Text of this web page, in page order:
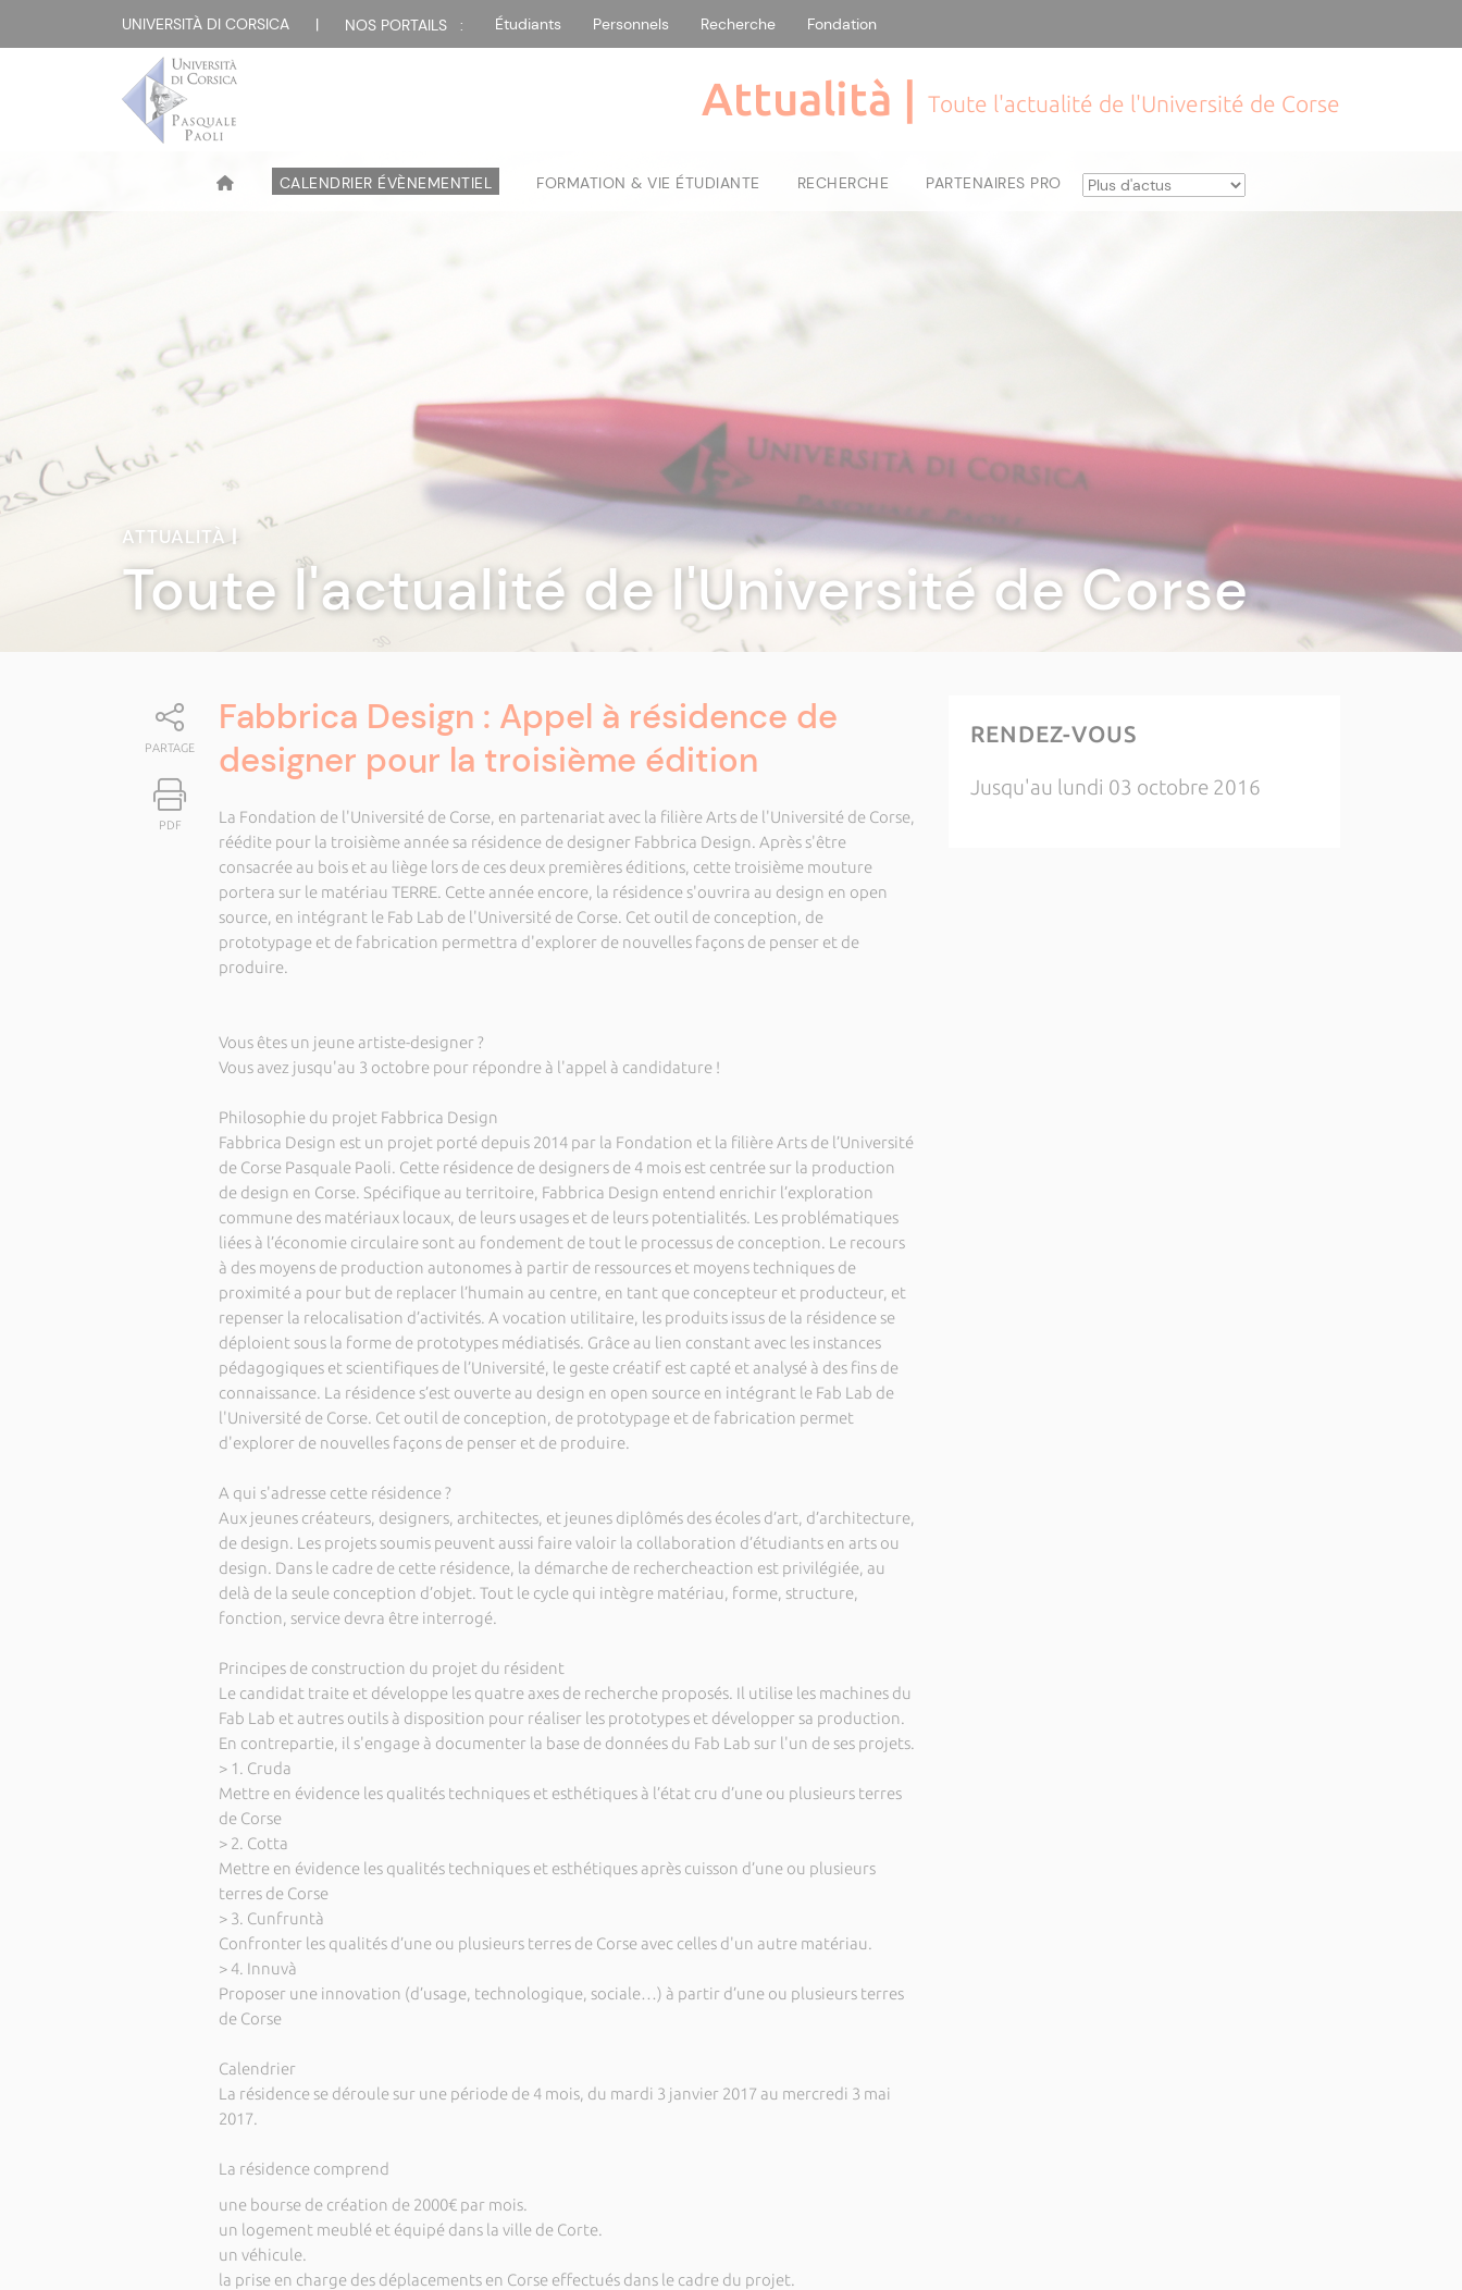
UNIVERSITÀ DI CORSICA | NOS PORTAILS : Étudiants Personnels Recherche Fondation
Attualità | Toute l'actualité de l'Université de Corse
CALENDRIER ÉVÈNEMENTIEL FORMATION & VIE ÉTUDIANTE RECHERCHE PARTENAIRES PRO
ATTUALITÀ|
Toute l'actualité de l'Université de Corse
PARTAGE
PDF
Fabbrica Design : Appel à résidence de
designer pour la troisième édition
La Fondation de l'Université de Corse, en partenariat avec la filière Arts de l'Université de Corse,
réédite pour la troisième année sa résidence de designer Fabbrica Design. Après s'être
consacrée au bois et au liège lors de ces deux premières éditions, cette troisième mouture
portera sur le matériau TERRE. Cette année encore, la résidence s'ouvrira au design en open
source, en intégrant le Fab Lab de l'Université de Corse. Cet outil de conception, de
prototypage et de fabrication permettra d'explorer de nouvelles façons de penser et de
produire.
Vous êtes un jeune artiste-designer ?
Vous avez jusqu'au 3 octobre pour répondre à l'appel à candidature !
Philosophie du projet Fabbrica Design
Fabbrica Design est un projet porté depuis 2014 par la Fondation et la filière Arts de l’Université
de Corse Pasquale Paoli. Cette résidence de designers de 4 mois est centrée sur la production
de design en Corse. Spécifique au territoire, Fabbrica Design entend enrichir l’exploration
commune des matériaux locaux, de leurs usages et de leurs potentialités. Les problématiques
liées à l’économie circulaire sont au fondement de tout le processus de conception. Le recours
à des moyens de production autonomes à partir de ressources et moyens techniques de
proximité a pour but de replacer l’humain au centre, en tant que concepteur et producteur, et
repenser la relocalisation d’activités. A vocation utilitaire, les produits issus de la résidence se
déploient sous la forme de prototypes médiatisés. Grâce au lien constant avec les instances
pédagogiques et scientifiques de l’Université, le geste créatif est capté et analysé à des fins de
connaissance. La résidence s’est ouverte au design en open source en intégrant le Fab Lab de
l'Université de Corse. Cet outil de conception, de prototypage et de fabrication permet
d'explorer de nouvelles façons de penser et de produire.
A qui s'adresse cette résidence ?
Aux jeunes créateurs, designers, architectes, et jeunes diplômés des écoles d’art, d’architecture,
de design. Les projets soumis peuvent aussi faire valoir la collaboration d’étudiants en arts ou
design. Dans le cadre de cette résidence, la démarche de rechercheaction est privilégiée, au
delà de la seule conception d’objet. Tout le cycle qui intègre matériau, forme, structure,
fonction, service devra être interrogé.
Principes de construction du projet du résident
Le candidat traite et développe les quatre axes de recherche proposés. Il utilise les machines du
Fab Lab et autres outils à disposition pour réaliser les prototypes et développer sa production.
En contrepartie, il s'engage à documenter la base de données du Fab Lab sur l'un de ses projets.
> 1. Cruda
Mettre en évidence les qualités techniques et esthétiques à l’état cru d’une ou plusieurs terres
de Corse
> 2. Cotta
Mettre en évidence les qualités techniques et esthétiques après cuisson d’une ou plusieurs
terres de Corse
> 3. Cunfruntà
Confronter les qualités d’une ou plusieurs terres de Corse avec celles d'un autre matériau.
> 4. Innuvà
Proposer une innovation (d’usage, technologique, sociale…) à partir d’une ou plusieurs terres
de Corse
Calendrier
La résidence se déroule sur une période de 4 mois, du mardi 3 janvier 2017 au mercredi 3 mai
2017.
La résidence comprend
une bourse de création de 2000€ par mois.
un logement meublé et équipé dans la ville de Corte.
un véhicule.
la prise en charge des déplacements en Corse effectués dans le cadre du projet.
RENDEZ-VOUS
Jusqu'au lundi 03 octobre 2016